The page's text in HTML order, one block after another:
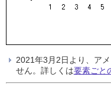
2021年3月2日より、ア
せん。詳しくは要素ごと